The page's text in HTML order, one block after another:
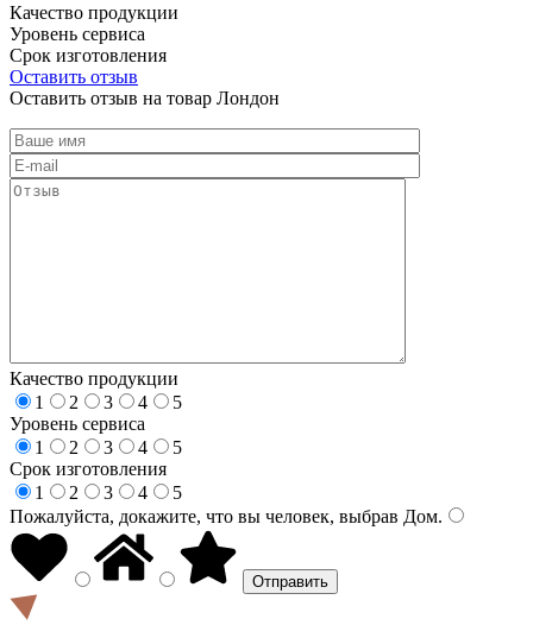
Качество продукции
Уровень сервиса
Срок изготовления
Оставить отзыв
Оставить отзыв на товар Лондон
Качество продукции
1
2 3 4
5
Уровень сервиса
1
2 3 4
5
Срок изготовления
1
2 3 4
5
Пожалуйста, докажите, что вы человек, выбрав Дом.